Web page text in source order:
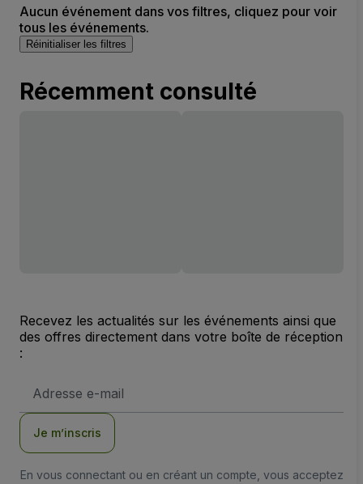
Aucun événement dans vos filtres, cliquez pour voir
tous les événements.
Réinitialiser les filtres
Récemment consulté
Recevez les actualités sur les événements ainsi que
des offres directement dans votre boîte de réception
:
e-
Je m’inscris
En vous connectant ou en créant un compte, vous acceptez